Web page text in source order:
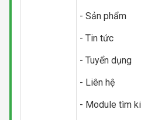
- Sản phẩm
- Tin tức
- Tuyển dụng
- Liên hệ
- Module tìm